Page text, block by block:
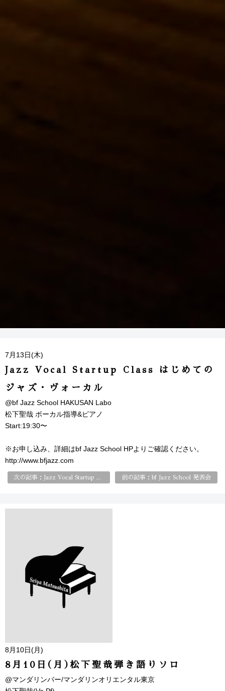
7月13日(木)
Jazz Vocal Startup Class はじめての
ジャズ・ヴォーカル
@bf Jazz School HAKUSAN Labo
松下聖哉 ボーカル指導&ピアノ
Start:19:30〜
※お申し込み、詳細はbf Jazz School HPよりご確認ください。
http://www.bfjazz.com
次の記事：Jazz Vocal Startup Class はじめてのジャズ・ヴォーカル 前の記事：bf Jazz School 発表会
8月10日(月)
8月10日(月)松下聖哉弾き語りソロ
@マンダリンバー/マンダリンオリエンタル東京